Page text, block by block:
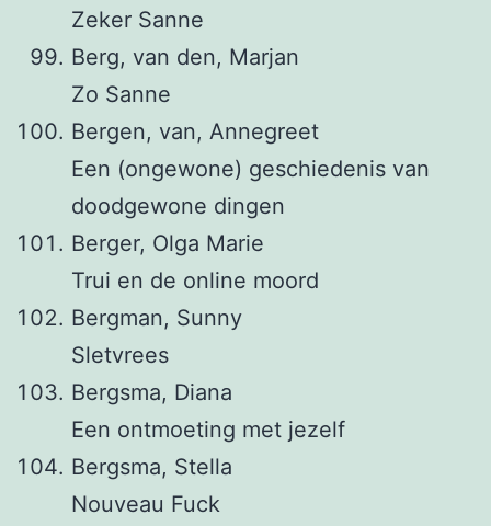
Zeker Sanne
Berg, van den, Marjan
Zo Sanne
Bergen, van, Annegreet
Een (ongewone) geschiedenis van
doodgewone dingen
Berger, Olga Marie
Trui en de online moord
Bergman, Sunny
Sletvrees
Bergsma, Diana
Een ontmoeting met jezelf
Bergsma, Stella
Nouveau Fuck